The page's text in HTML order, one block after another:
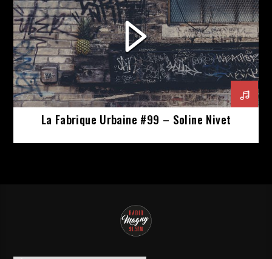
La Fabrique Urbaine #99 – Soline Nivet